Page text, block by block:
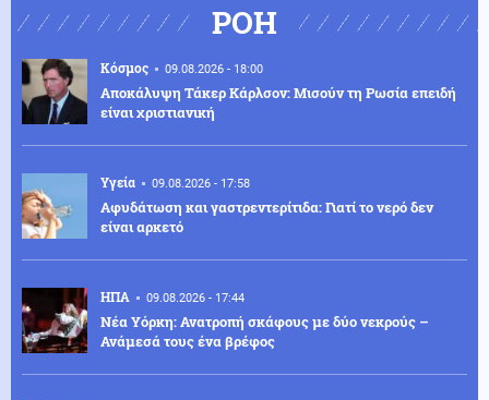
ΡΟΗ
Κόσμος 09.08.2026 - 18:00
Αποκάλυψη Τάκερ Κάρλσον: Μισούν τη Ρωσία επειδή
είναι χριστιανική
Υγεία 09.08.2026 - 17:58
Αφυδάτωση και γαστρεντερίτιδα: Γιατί το νερό δεν
είναι αρκετό
ΗΠΑ 09.08.2026 - 17:44
Νέα Υόρκη: Ανατροπή σκάφους με δύο νεκρούς –
Ανάμεσά τους ένα βρέφος